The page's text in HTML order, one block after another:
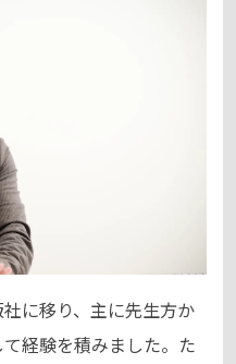
に移り、主に先生方か
経験を積みました。た